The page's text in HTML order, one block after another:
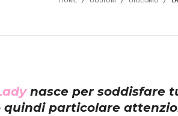
nasce per soddisfare
quindi particolare